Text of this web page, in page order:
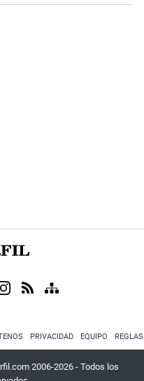
PRIVACIDAD EQUIPO
2006-2026 - Todos los